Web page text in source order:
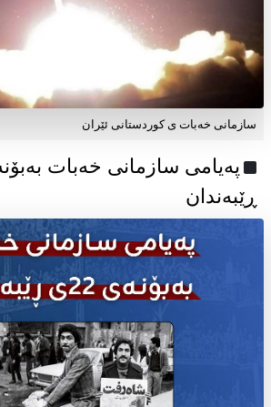
سازمانی خەبات ی کوردستانی ئێران
ڕێبەندان